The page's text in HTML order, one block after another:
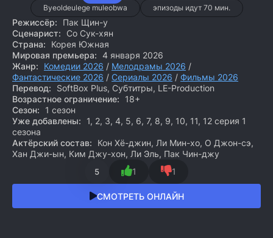
Byeoldeulege muleobwa эпизоды идут 70 мин.
Режиссёр:
Пак Щин-у
Сценарист:
Со Сук-хян
Страна:
Корея Южная
Мировая премьера: 4 января 2026
Жанр:
Комедии 2026 / Мелодрамы 2026 /
Фантастические 2026 / Сериалы 2026 / Фильмы 2026
Перевод:
SoftBox Plus, Субтитры, LE-Production
Возрастное ограничение:
18+
Сезон:
1 сезон
Уже добавлены:
1, 2, 3, 4, 5, 6, 7, 8, 9, 10, 11, 12 серия 1
сезона
Актёрский состав:
Кон Хё-джин, Ли Мин-хо, О Джон-сэ,
Хан Джи-ын, Ким Джу-хон, Ли Эль, Пак Чин-джу
5 1 1
СМОТРЕТЬ ОНЛАЙН